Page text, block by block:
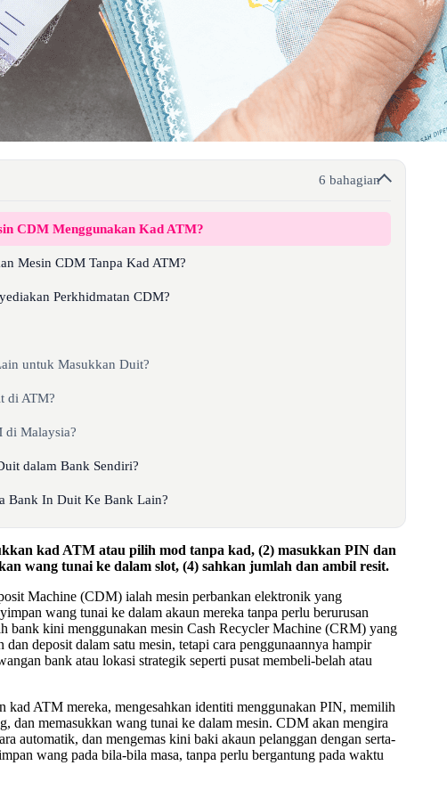
6 bahagian
CDM Menggunakan Kad ATM?
Mesin CDM Tanpa Kad ATM?
Perkhidmatan CDM?
untuk Masukkan Duit?
di ATM?
di Malaysia?
dalam Bank Sendiri?
Bank In Duit Ke Bank Lain?
kad ATM atau pilih mod tanpa kad, (2) masukkan PIN dan
wang tunai ke dalam slot, (4) sahkan jumlah dan ambil resit.
Machine (CDM) ialah mesin perbankan elektronik yang
wang tunai ke dalam akaun mereka tanpa perlu berurusan
bank kini menggunakan mesin Cash Recycler Machine (CRM) yang
deposit dalam satu mesin, tetapi cara penggunaannya hampir
bank atau lokasi strategik seperti pusat membeli-belah atau
kad ATM mereka, mengesahkan identiti menggunakan PIN, memilih
dan memasukkan wang tunai ke dalam mesin. CDM akan mengira
automatik, dan mengemas kini baki akaun pelanggan dengan serta-
wang pada bila-bila masa, tanpa perlu bergantung pada waktu